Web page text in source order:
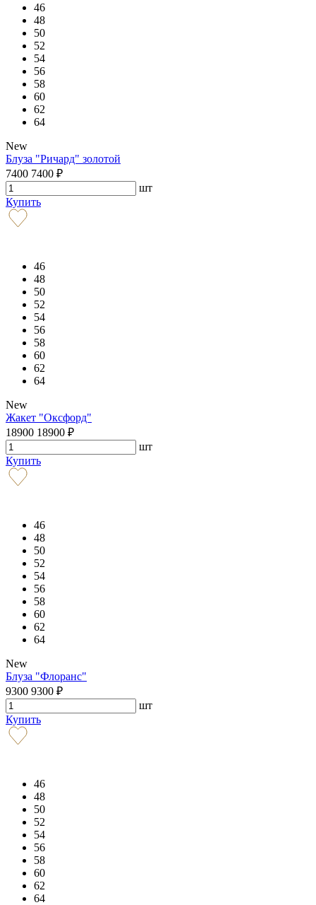
46
48
50
52
54
56
58
60
62
64
New
Блуза "Ричард" золотой
7400 7400 ₽
шт
Купить
46
48
50
52
54
56
58
60
62
64
New
Жакет "Оксфорд"
18900 18900 ₽
шт
Купить
46
48
50
52
54
56
58
60
62
64
New
Блуза "Флоранс"
9300 9300 ₽
шт
Купить
46
48
50
52
54
56
58
60
62
64